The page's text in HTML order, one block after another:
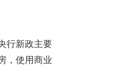
行新政主要
，使用商业